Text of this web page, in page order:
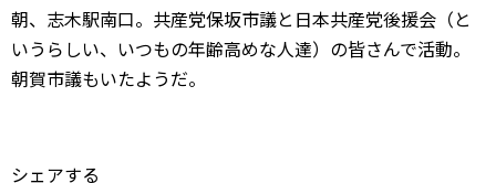
朝、志木駅南口。共産党保坂市議と日本共産党後援会（と
いうらしい、いつもの年齢高めな人達）の皆さんで活動。
朝賀市議もいたようだ。
シェアする